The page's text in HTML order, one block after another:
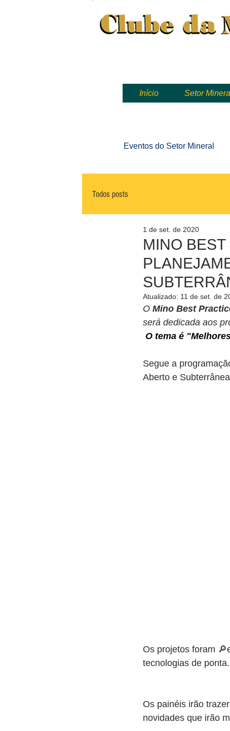
Início Setor
Eventos do Setor Mineral
Todos posts
MINO
1 de set. de 2020
Atualizado: 11 de set. de
O Mino Best
será dedicada aos
O tema é
Segue a
Aberto e
Os projetos foram
tecnologias de
Os painéis irão
novidades que irão